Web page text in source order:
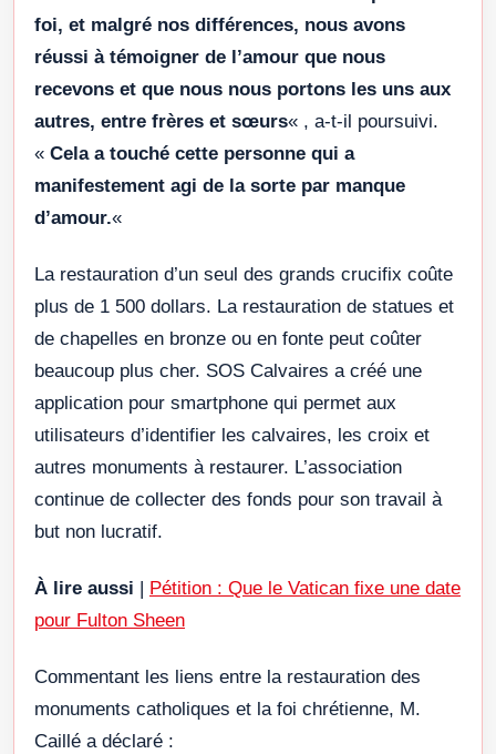
foi, et malgré nos différences, nous avons
réussi à témoigner de l’amour que nous
recevons et que nous nous portons les uns aux
autres, entre frères et sœurs« , a-t-il poursuivi.
« Cela a touché cette personne qui a
manifestement agi de la sorte par manque
d’amour.«
La restauration d’un seul des grands crucifix coûte
plus de 1 500 dollars. La restauration de statues et
de chapelles en bronze ou en fonte peut coûter
beaucoup plus cher. SOS Calvaires a créé une
application pour smartphone qui permet aux
utilisateurs d’identifier les calvaires, les croix et
autres monuments à restaurer. L’association
continue de collecter des fonds pour son travail à
but non lucratif.
À lire aussi | Pétition : Que le Vatican fixe une date
pour Fulton Sheen
Commentant les liens entre la restauration des
monuments catholiques et la foi chrétienne, M.
Caillé a déclaré :